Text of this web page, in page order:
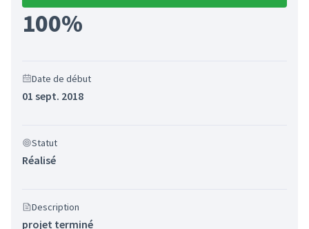
100%
Date de début
01 sept. 2018
Statut
Réalisé
Description
projet terminé